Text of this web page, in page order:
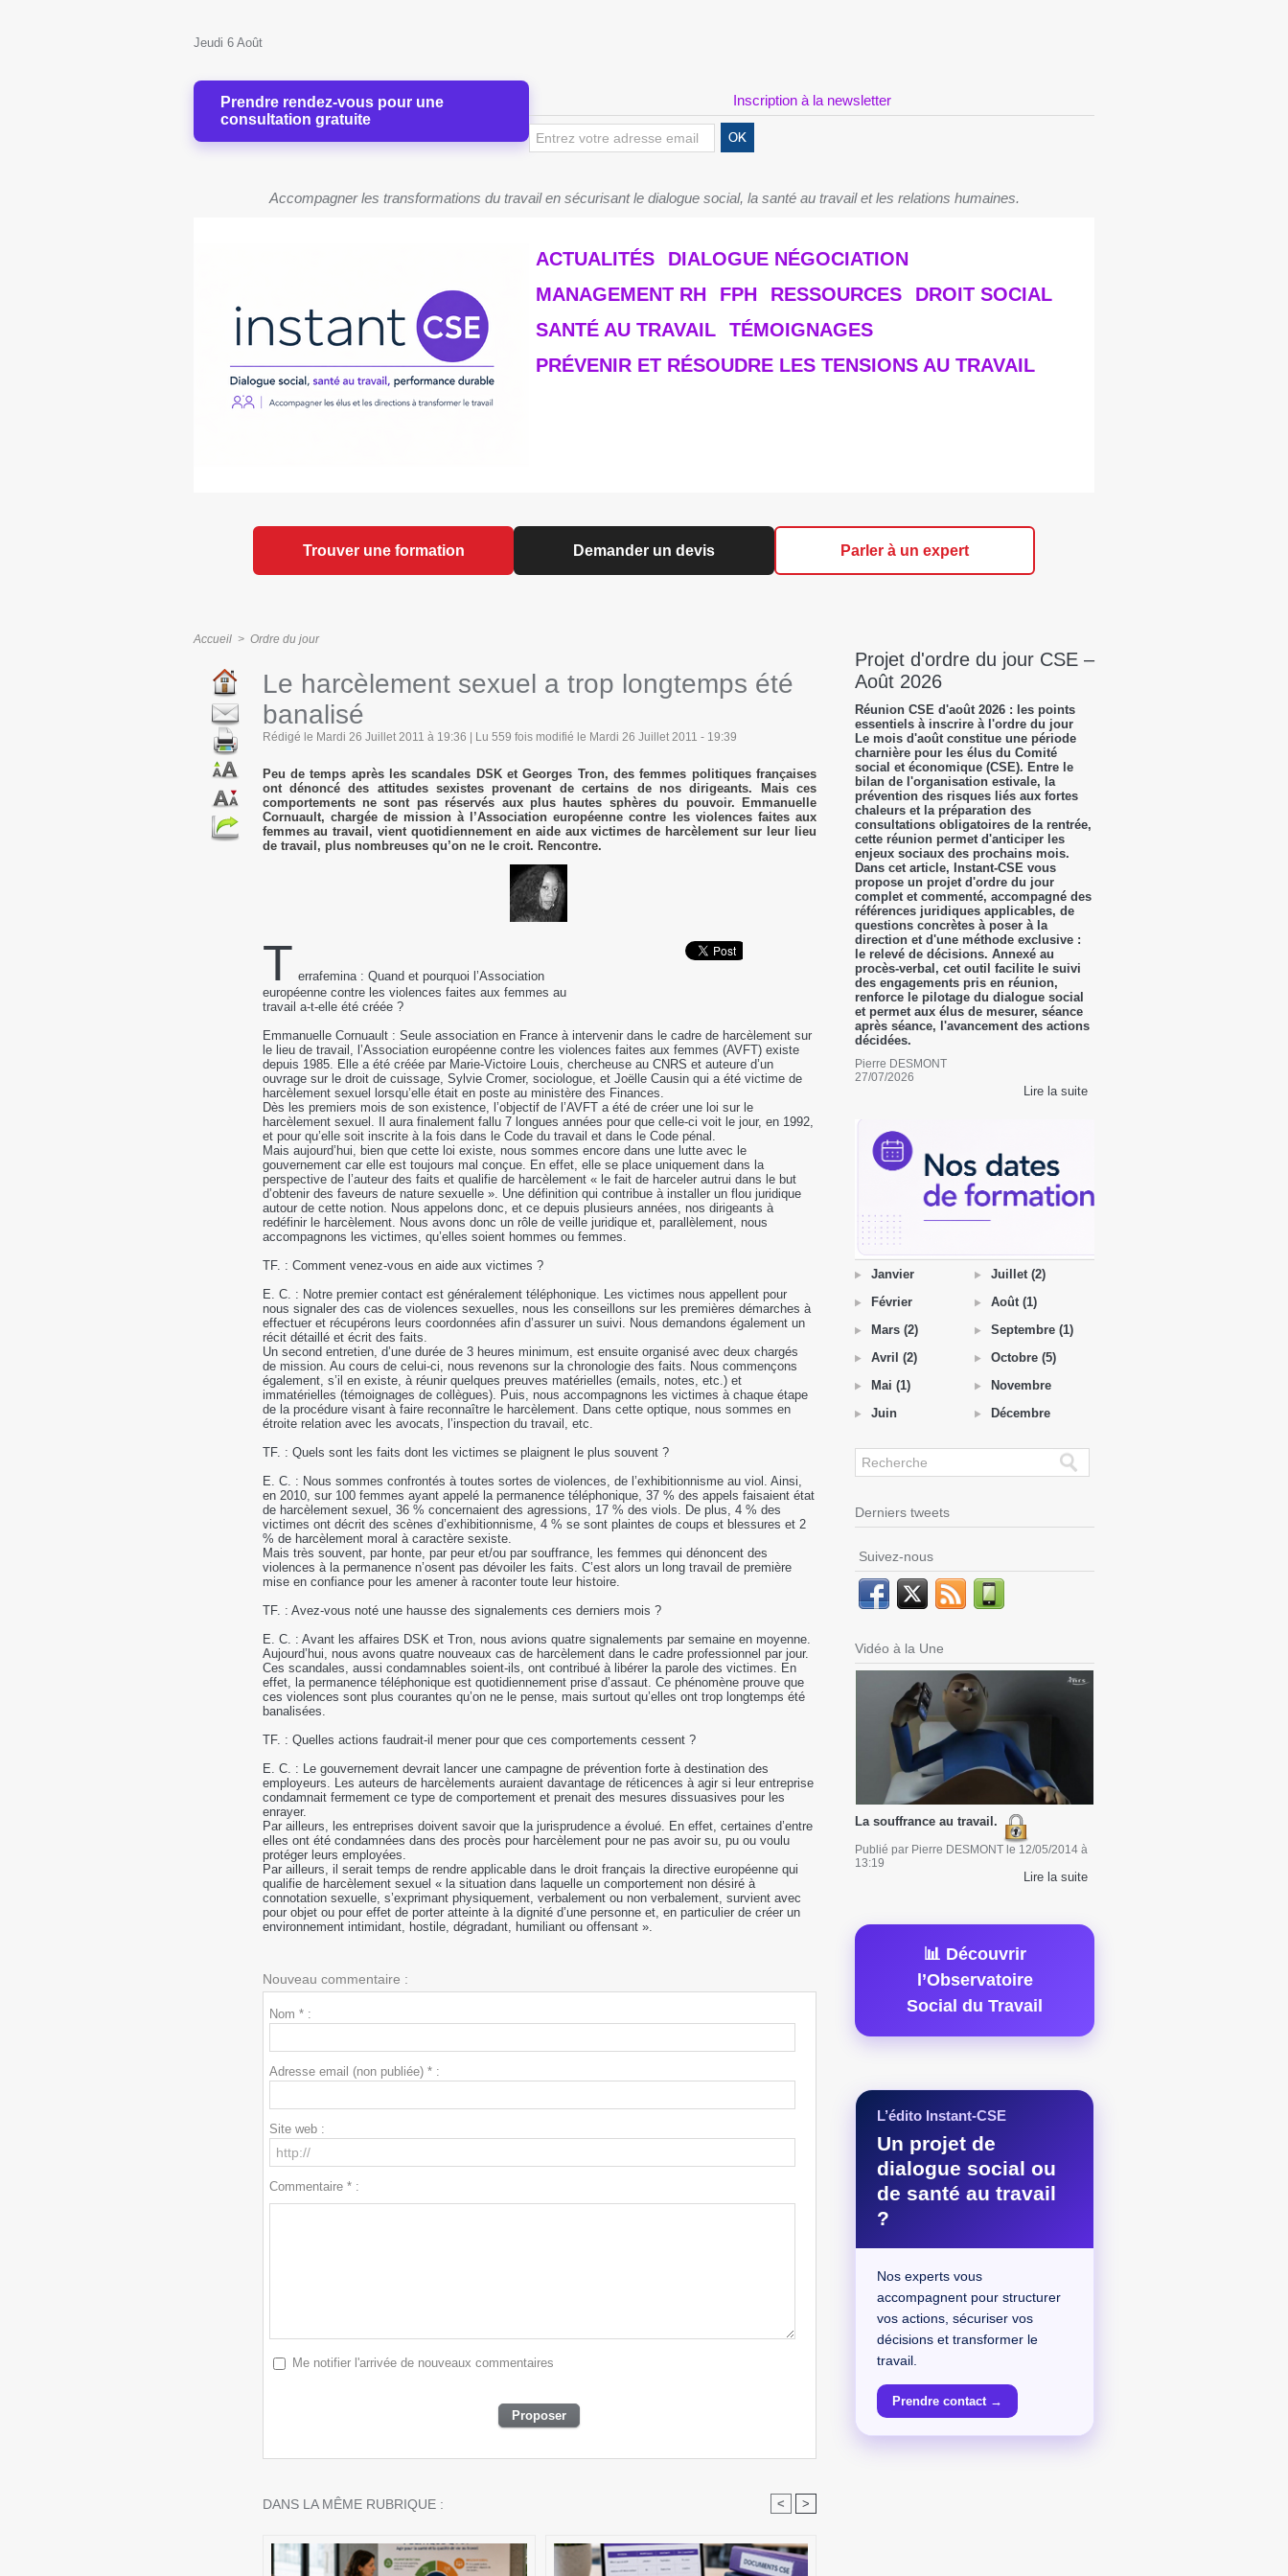
Jeudi 6 Août
Prendre rendez-vous pour une
consultation gratuite
Inscription à la newsletter
Accompagner les transformations du travail en sécurisant le dialogue social, la santé au travail et les relations humaines.
ACTUALITÉS
DIALOGUE NÉGOCIATION
MANAGEMENT RH
FPH RESSOURCES
DROIT SOCIAL
SANTÉ AU TRAVAIL
TÉMOIGNAGES
PRÉVENIR ET RÉSOUDRE LES TENSIONS AU TRAVAIL
Trouver une formation Demander un devis Parler à un expert
Accueil > Ordre du jour
Le harcèlement sexuel a trop longtemps été
banalisé
Rédigé le Mardi 26 Juillet 2011 à 19:36 | Lu 559 fois modifié le Mardi 26 Juillet 2011 - 19:39
Peu de temps après les scandales DSK et Georges Tron, des femmes politiques françaises
ont dénoncé des attitudes sexistes provenant de certains de nos dirigeants. Mais ces
comportements ne sont pas réservés aux plus hautes sphères du pouvoir. Emmanuelle
Cornuault, chargée de mission à l’Association européenne contre les violences faites aux
femmes au travail, vient quotidiennement en aide aux victimes de harcèlement sur leur lieu
de travail, plus nombreuses qu’on ne le croit. Rencontre.
T errafemina : Quand et pourquoi l’Association
européenne contre les violences faites aux femmes au
travail a-t-elle été créée ?
Emmanuelle Cornuault : Seule association en France à intervenir dans le cadre de harcèlement sur
le lieu de travail, l’Association européenne contre les violences faites aux femmes (AVFT) existe
depuis 1985. Elle a été créée par Marie-Victoire Louis, chercheuse au CNRS et auteure d’un
ouvrage sur le droit de cuissage, Sylvie Cromer, sociologue, et Joëlle Causin qui a été victime de
harcèlement sexuel lorsqu’elle était en poste au ministère des Finances.
Dès les premiers mois de son existence, l’objectif de l’AVFT a été de créer une loi sur le
harcèlement sexuel. Il aura finalement fallu 7 longues années pour que celle-ci voit le jour, en 1992,
et pour qu’elle soit inscrite à la fois dans le Code du travail et dans le Code pénal.
Mais aujourd’hui, bien que cette loi existe, nous sommes encore dans une lutte avec le
gouvernement car elle est toujours mal conçue. En effet, elle se place uniquement dans la
perspective de l’auteur des faits et qualifie de harcèlement « le fait de harceler autrui dans le but
d’obtenir des faveurs de nature sexuelle ». Une définition qui contribue à installer un flou juridique
autour de cette notion. Nous appelons donc, et ce depuis plusieurs années, nos dirigeants à
redéfinir le harcèlement. Nous avons donc un rôle de veille juridique et, parallèlement, nous
accompagnons les victimes, qu’elles soient hommes ou femmes.
TF. : Comment venez-vous en aide aux victimes ?
E. C. : Notre premier contact est généralement téléphonique. Les victimes nous appellent pour
nous signaler des cas de violences sexuelles, nous les conseillons sur les premières démarches à
effectuer et récupérons leurs coordonnées afin d’assurer un suivi. Nous demandons également un
récit détaillé et écrit des faits.
Un second entretien, d’une durée de 3 heures minimum, est ensuite organisé avec deux chargés
de mission. Au cours de celui-ci, nous revenons sur la chronologie des faits. Nous commençons
également, s’il en existe, à réunir quelques preuves matérielles (emails, notes, etc.) et
immatérielles (témoignages de collègues). Puis, nous accompagnons les victimes à chaque étape
de la procédure visant à faire reconnaître le harcèlement. Dans cette optique, nous sommes en
étroite relation avec les avocats, l’inspection du travail, etc.
TF. : Quels sont les faits dont les victimes se plaignent le plus souvent ?
E. C. : Nous sommes confrontés à toutes sortes de violences, de l’exhibitionnisme au viol. Ainsi,
en 2010, sur 100 femmes ayant appelé la permanence téléphonique, 37 % des appels faisaient état
de harcèlement sexuel, 36 % concernaient des agressions, 17 % des viols. De plus, 4 % des
victimes ont décrit des scènes d’exhibitionnisme, 4 % se sont plaintes de coups et blessures et 2
% de harcèlement moral à caractère sexiste.
Mais très souvent, par honte, par peur et/ou par souffrance, les femmes qui dénoncent des
violences à la permanence n’osent pas dévoiler les faits. C’est alors un long travail de première
mise en confiance pour les amener à raconter toute leur histoire.
TF. : Avez-vous noté une hausse des signalements ces derniers mois ?
E. C. : Avant les affaires DSK et Tron, nous avions quatre signalements par semaine en moyenne.
Aujourd’hui, nous avons quatre nouveaux cas de harcèlement dans le cadre professionnel par jour.
Ces scandales, aussi condamnables soient-ils, ont contribué à libérer la parole des victimes. En
effet, la permanence téléphonique est quotidiennement prise d’assaut. Ce phénomène prouve que
ces violences sont plus courantes qu’on ne le pense, mais surtout qu’elles ont trop longtemps été
banalisées.
TF. : Quelles actions faudrait-il mener pour que ces comportements cessent ?
E. C. : Le gouvernement devrait lancer une campagne de prévention forte à destination des
employeurs. Les auteurs de harcèlements auraient davantage de réticences à agir si leur entreprise
condamnait fermement ce type de comportement et prenait des mesures dissuasives pour les
enrayer.
Par ailleurs, les entreprises doivent savoir que la jurisprudence a évolué. En effet, certaines d’entre
elles ont été condamnées dans des procès pour harcèlement pour ne pas avoir su, pu ou voulu
protéger leurs employées.
Par ailleurs, il serait temps de rendre applicable dans le droit français la directive européenne qui
qualifie de harcèlement sexuel « la situation dans laquelle un comportement non désiré à
connotation sexuelle, s’exprimant physiquement, verbalement ou non verbalement, survient avec
pour objet ou pour effet de porter atteinte à la dignité d’une personne et, en particulier de créer un
environnement intimidant, hostile, dégradant, humiliant ou offensant ».
Nouveau commentaire :
Nom * :
Adresse email (non publiée) * :
Site web :
Commentaire * :
Me notifier l'arrivée de nouveaux commentaires
DANS LA MÊME RUBRIQUE : < >
Projet d'ordre du jour CSE –
Août 2026
Réunion CSE d'août 2026 : les points
essentiels à inscrire à l'ordre du jour
Le mois d'août constitue une période
charnière pour les élus du Comité
social et économique (CSE). Entre le
bilan de l'organisation estivale, la
prévention des risques liés aux fortes
chaleurs et la préparation des
consultations obligatoires de la rentrée,
cette réunion permet d'anticiper les
enjeux sociaux des prochains mois.
Dans cet article, Instant-CSE vous
propose un projet d'ordre du jour
complet et commenté, accompagné des
références juridiques applicables, de
questions concrètes à poser à la
direction et d'une méthode exclusive :
le relevé de décisions. Annexé au
procès-verbal, cet outil facilite le suivi
des engagements pris en réunion,
renforce le pilotage du dialogue social
et permet aux élus de mesurer, séance
après séance, l'avancement des actions
décidées.
Pierre DESMONT
27/07/2026
Lire la suite
Janvier
Février
Mars (2)
Avril (2)
Mai (1)
Juin
Juillet (2)
Août (1)
Septembre (1)
Octobre (5)
Novembre
Décembre
Derniers tweets
Suivez-nous
Vidéo à la Une
La souffrance au travail.
Publié par Pierre DESMONT le 12/05/2014 à
13:19
Lire la suite
📊 Découvrir
l’Observatoire
Social du Travail
L’édito Instant-CSE
Un projet de
dialogue social ou
de santé au travail
?
Nos experts vous
accompagnent pour structurer
vos actions, sécuriser vos
décisions et transformer le
travail.
Prendre contact →